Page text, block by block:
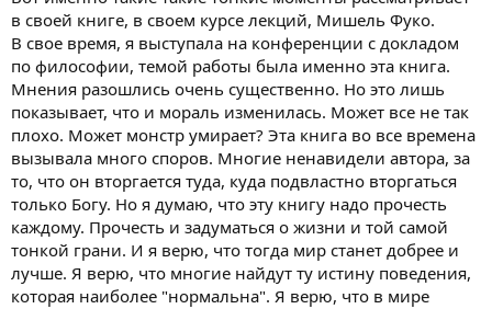
в своей книге, в своем курсе лекций, Мишель Фуко.
В свое время, я выступала на конференции с докладом
по философии, темой работы была именно эта книга.
Мнения разошлись очень существенно. Но это лишь
показывает, что и мораль изменилась. Может все не так
плохо. Может монстр умирает? Эта книга во все времена
вызывала много споров. Многие ненавидели автора, за
то, что он вторгается туда, куда подвластно вторгаться
только Богу. Но я думаю, что эту книгу надо прочесть
каждому. Прочесть и задуматься о жизни и той самой
тонкой грани. И я верю, что тогда мир станет добрее и
лучше. Я верю, что многие найдут ту истину поведения,
которая наиболее "нормальна". Я верю, что в мире